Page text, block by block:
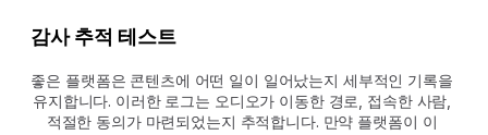
감사 추적 테스트
좋은 플랫폼은 콘텐츠에 어떤 일이 일어났는지 세부적인 기록을
유지합니다. 이러한 로그는 오디오가 이동한 경로, 접속한 사람,
적절한 동의가 마련되었는지 추적합니다. 만약 플랫폼이 이